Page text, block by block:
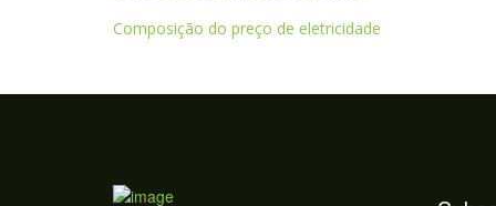
Composição do preço de eletricidade